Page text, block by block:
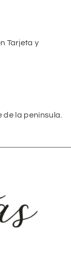
Tarjeta y
la península.